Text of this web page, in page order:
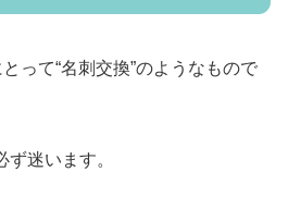
って“名刺交換”のようなもので
迷います。